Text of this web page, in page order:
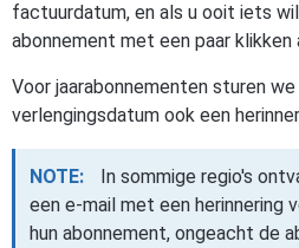
factuurdatum, en als u ooit iets
abonnement met een paar klikken
Voor jaarabonnementen sturen
verlengingsdatum ook een
NOTE:
In sommige regio's
een e-mail met een herinnering
hun abonnement, ongeacht de